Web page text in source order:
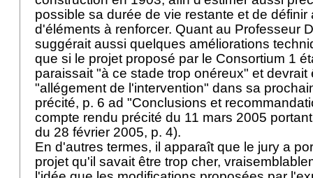
possible sa durée de vie restante et de définir
d'éléments à renforcer. Quant au Professeur
suggérait aussi quelques améliorations
que si le projet proposé par le Consortium 1
paraissait "à ce stade trop onéreux" et devrait
"allégement de l'intervention" dans sa
précité, p. 6 ad "Conclusions et
compte rendu précité du 11 mars 2005
du 28 février 2005, p. 4).
En d'autres termes, il apparaît que le jury a
projet qu'il savait être trop cher,